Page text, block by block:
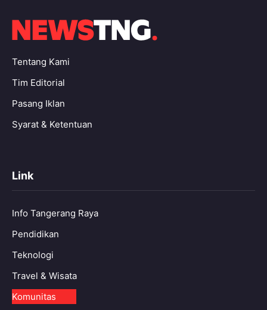
Tentang Kami
Tim Editorial
Pasang Iklan
Syarat & Ketentuan
Link
Info Tangerang Raya
Pendidikan
Teknologi
Travel & Wisata
Komunitas